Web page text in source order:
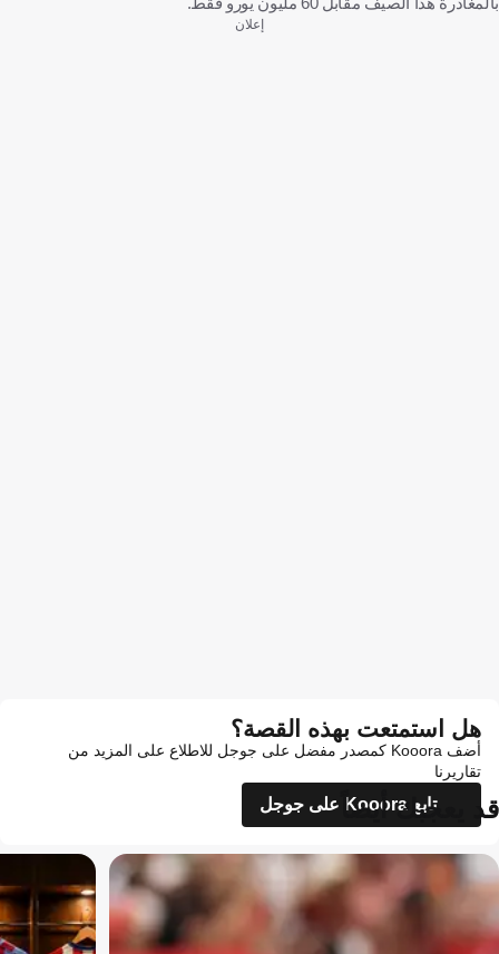
إعلان
هل استمتعت بهذه القصة؟
أضف Kooora كمصدر مفضل على جوجل للاطلاع على المزيد من
تقاريرنا
تابع Kooora على جوجل
قد يعجبك أيضاً